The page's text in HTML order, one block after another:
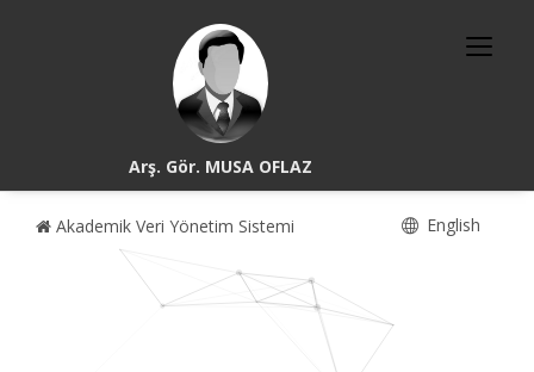
Arş. Gör. MUSA OFLAZ
Akademik Veri Yönetim Sistemi English